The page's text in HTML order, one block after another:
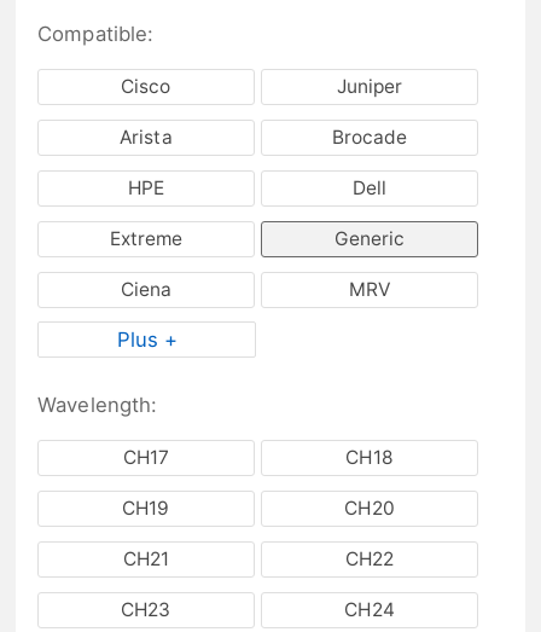
Compatible:
Cisco Juniper
Arista Brocade
HPE Dell
Extreme Generic
Ciena MRV
Plus +
Wavelength:
CH17 CH18
CH19 CH20
CH21 CH22
CH23 CH24